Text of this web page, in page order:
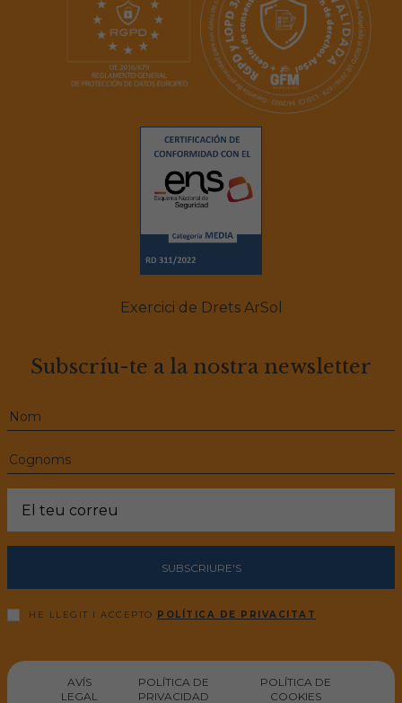
Exercici de Drets ArSol
Subscríu-te a la nostra newsletter
SUBSCRIURE'S
HE LLEGIT I ACCEPTO POLÍTICA DE PRIVACITAT
AVÍS
LEGAL
POLÍTICA DE
PRIVACIDAD
POLÍTICA DE
COOKIES